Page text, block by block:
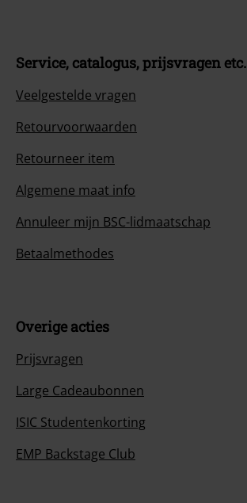
Service, catalogus, prijsvragen etc.
Veelgestelde vragen
Retourvoorwaarden
Retourneer item
Algemene maat info
Annuleer mijn BSC-lidmaatschap
Betaalmethodes
Overige acties
Prijsvragen
Large Cadeaubonnen
ISIC Studentenkorting
EMP Backstage Club